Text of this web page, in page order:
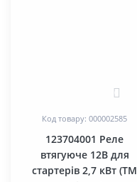
Код товару: 000002585
123704001 Реле
втягуюче 12В для
стартерів 2,7 кВт (TM